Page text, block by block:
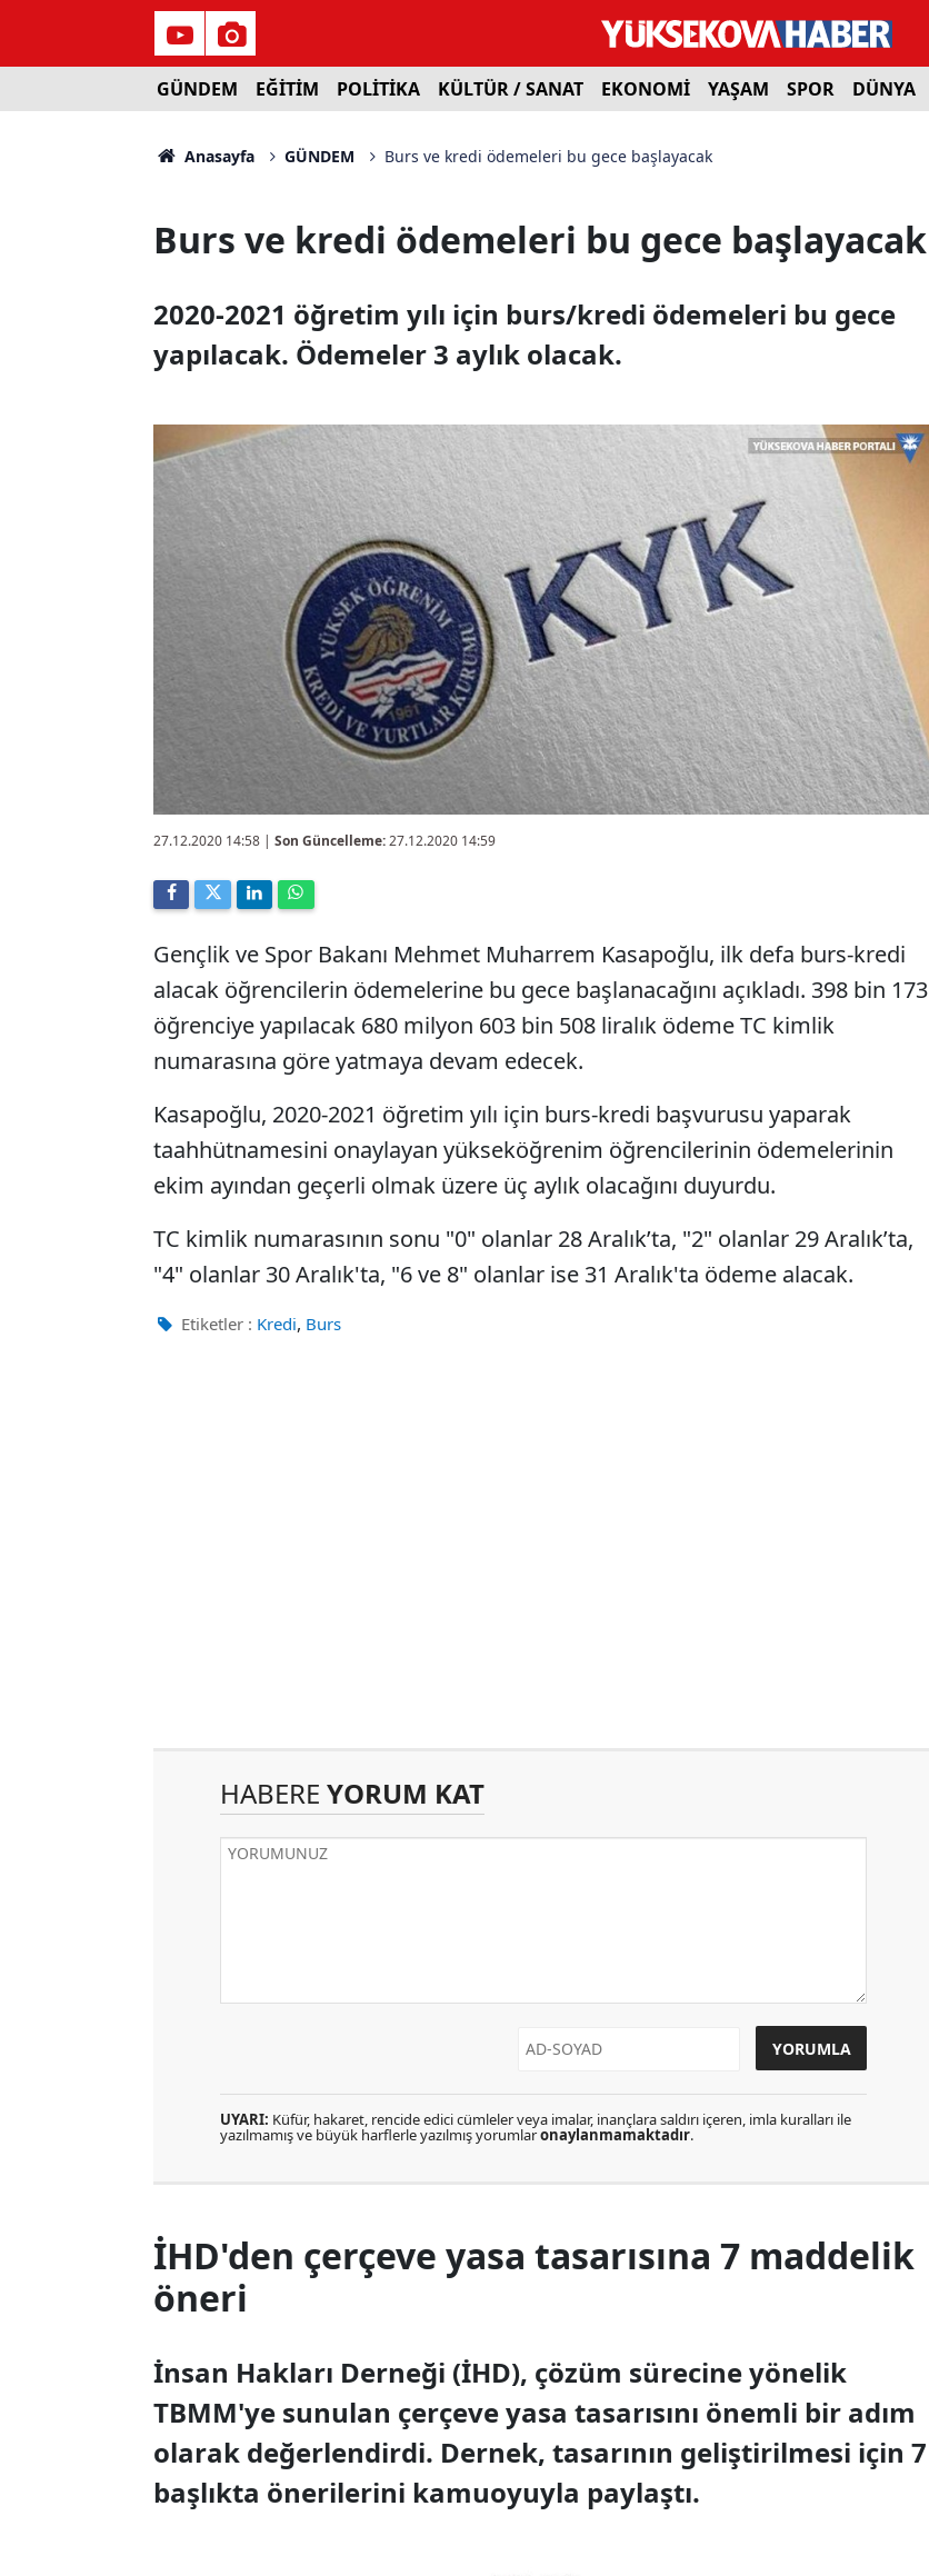
GÜNDEM EĞİTİM POLİTİKA KÜLTÜR / SANAT EKONOMİ YAŞAM SPOR DÜNYA
Anasayfa GÜNDEM Burs ve kredi ödemeleri bu gece başlayacak
Burs ve kredi ödemeleri bu gece başlayacak
2020-2021 öğretim yılı için burs/kredi ödemeleri bu gece
yapılacak. Ödemeler 3 aylık olacak.
27.12.2020 14:58 | Son Güncelleme:27.12.2020 14:59
Gençlik ve Spor Bakanı Mehmet Muharrem Kasapoğlu, ilk defa burs-kredi
alacak öğrencilerin ödemelerine bu gece başlanacağını açıkladı. 398 bin 173
öğrenciye yapılacak 680 milyon 603 bin 508 liralık ödeme TC kimlik
numarasına göre yatmaya devam edecek.
Kasapoğlu, 2020-2021 öğretim yılı için burs-kredi başvurusu yaparak
taahhütnamesini onaylayan yükseköğrenim öğrencilerinin ödemelerinin
ekim ayından geçerli olmak üzere üç aylık olacağını duyurdu.
TC kimlik numarasının sonu "0" olanlar 28 Aralık’ta, "2" olanlar 29 Aralık’ta,
"4" olanlar 30 Aralık'ta, "6 ve 8" olanlar ise 31 Aralık'ta ödeme alacak.
Etiketler : Kredi, Burs
HABERE YORUM KAT
UYARI: Küfür, hakaret, rencide edici cümleler veya imalar, inançlara saldırı içeren, imla kuralları ile
yazılmamış ve büyük harflerle yazılmış yorumlaronaylanmamaktadır.
İHD'den çerçeve yasa tasarısına 7 maddelik
öneri
İnsan Hakları Derneği (İHD), çözüm sürecine yönelik
TBMM'ye sunulan çerçeve yasa tasarısını önemli bir adım
olarak değerlendirdi. Dernek, tasarının geliştirilmesi için 7
başlıkta önerilerini kamuoyuyla paylaştı.